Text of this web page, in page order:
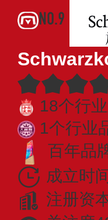
NO.9
18个行
1个行业
百年品
成立时
注册资